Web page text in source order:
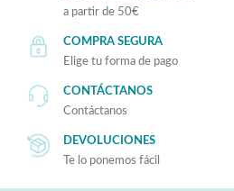
a partir de 50€
COMPRA SEGURA
Elige tu forma de pago
CONTÁCTANOS
Contáctanos
DEVOLUCIONES
Te lo ponemos fácil